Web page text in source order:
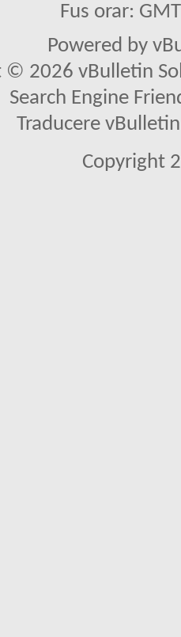
Fus orar:
Powered by
© 2026 vBulletin
Search Engine
Traducere
Copyright